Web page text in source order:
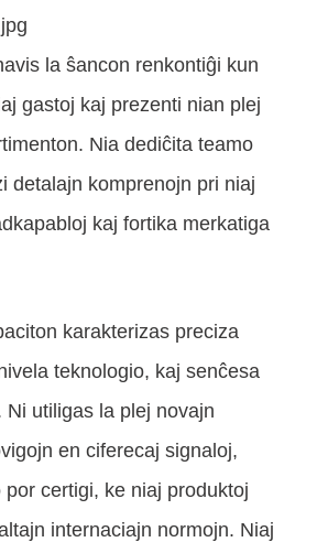
la ŝancon renkontiĝi kun
gastoj kaj prezenti nian plej
Nia dediĉita teamo
detalajn komprenojn pri niaj
kaj fortika merkatiga
karakterizas preciza
teknologio, kaj senĉesa
utiligas la plej novajn
en ciferecaj signaloj,
certigi, ke niaj produktoj
internaciajn normojn. Niaj